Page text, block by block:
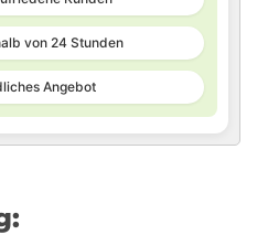
von 24 Stunden
Angebot